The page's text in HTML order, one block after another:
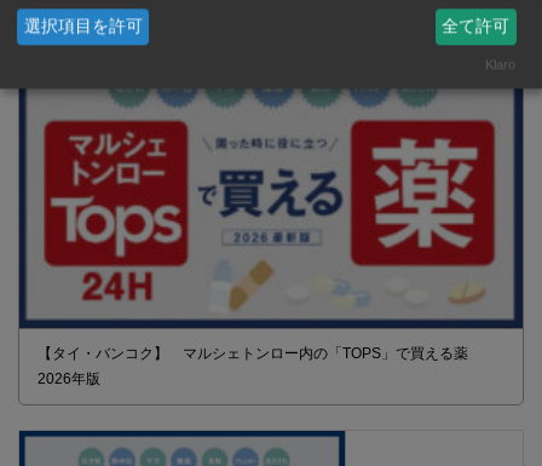
【タイ・バンコク】 マルシェトンロー内の「TOPS」で買える薬
2026年版
選択項目を許可 全て許可
Klaro